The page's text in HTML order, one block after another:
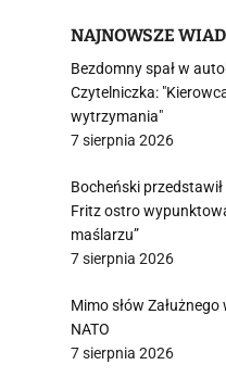
NAJNOWSZE
Bezdomny spał w
Czytelniczka:
wytrzymania"
7 sierpnia 2026
Bocheński
Fritz ostro
maślarzu”
7 sierpnia 2026
Mimo słów
NATO
7 sierpnia 2026